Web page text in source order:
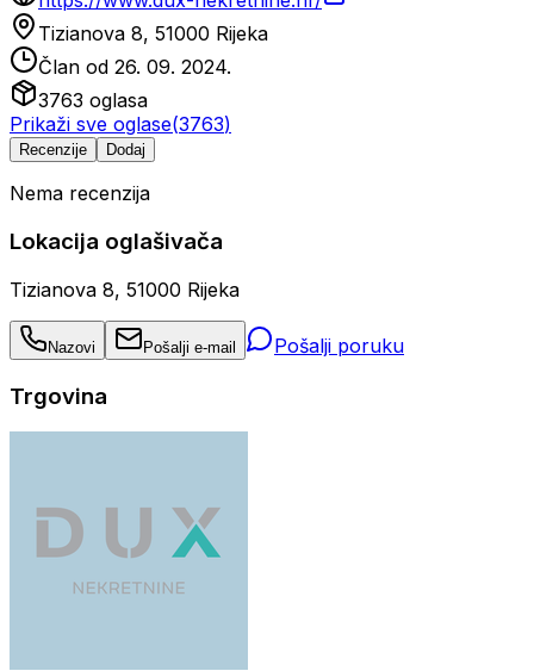
Tizianova 8, 51000 Rijeka
Član od 26. 09. 2024.
3763 oglasa
Prikaži sve oglase(3763)
Recenzije Dodaj
Nema recenzija
Lokacija oglašivača
Tizianova 8, 51000 Rijeka
Nazovi Pošalji e-mail Pošalji poruku
Trgovina